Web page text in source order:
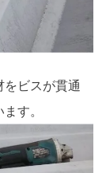
をビスが貫通
す。